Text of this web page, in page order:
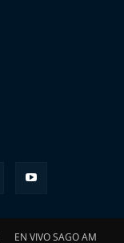
EN VIVO SAGO AM